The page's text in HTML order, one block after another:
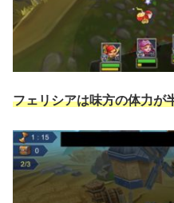
フェリシアは味方の体力が